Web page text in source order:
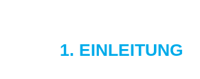
1. EINLEITUNG